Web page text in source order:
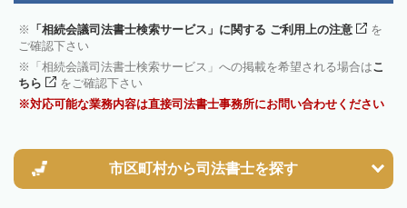
「相続会議司法書士検索サービス」に関する ご利用上の注意
を
ご確認下さい
「相続会議司法書士検索サービス」への掲載を希望される場合はこ
ちら
をご確認下さい
対応可能な業務内容は直接司法書士事務所にお問い合わせください
市区町村から司法書士を探す